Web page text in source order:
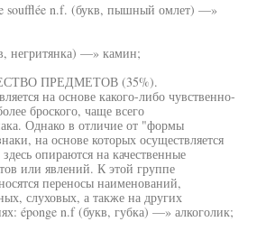
soufflée n.f. (букв, пышный омлет) —»
негритянка) —» камин;
ПРЕДМЕТОВ (35%).
на основе какого-либо чувственно-
броского, чаще всего
Однако в отличие от "формы
на основе которых осуществляется
опираются на качественные
или явлений. К этой группе
переносы наименований,
слуховых, а также на других
éponge n.f (букв, губка) —» алкоголик;